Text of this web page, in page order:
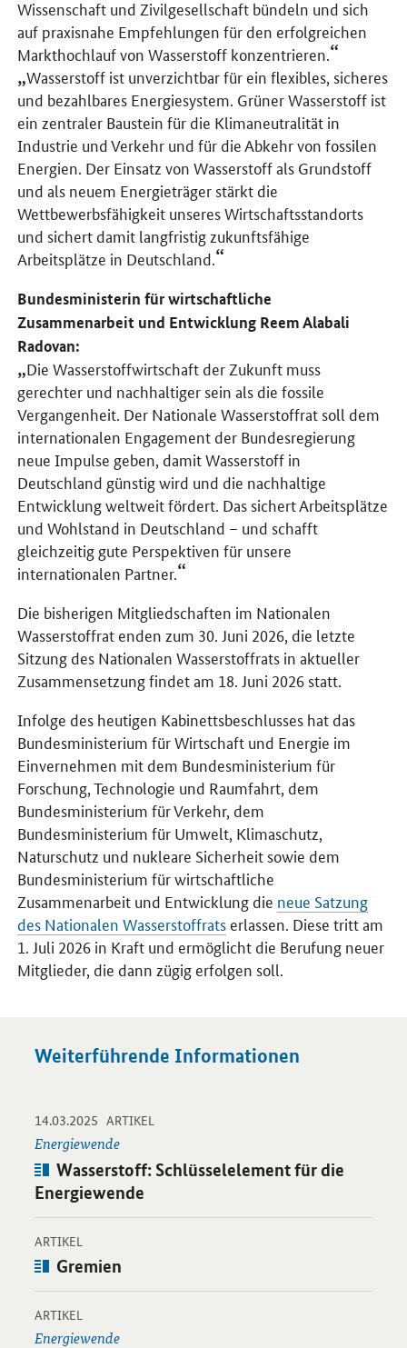
Wissenschaft und Zivilgesellschaft bündeln und sich
auf praxisnahe Empfehlungen für den erfolgreichen
Markthochlauf von Wasserstoff konzentrieren.
Wasserstoff ist unverzichtbar für ein flexibles, sicheres
und bezahlbares Energiesystem. Grüner Wasserstoff ist
ein zentraler Baustein für die Klimaneutralität in
Industrie und Verkehr und für die Abkehr von fossilen
Energien. Der Einsatz von Wasserstoff als Grundstoff
und als neuem Energieträger stärkt die
Wettbewerbsfähigkeit unseres Wirtschaftsstandorts
und sichert damit langfristig zukunftsfähige
Arbeitsplätze in Deutschland.
Bundesministerin für wirtschaftliche
Zusammenarbeit und Entwicklung Reem Alabali
Radovan:
Die Wasserstoffwirtschaft der Zukunft muss
gerechter und nachhaltiger sein als die fossile
Vergangenheit. Der Nationale Wasserstoffrat soll dem
internationalen Engagement der Bundesregierung
neue Impulse geben, damit Wasserstoff in
Deutschland günstig wird und die nachhaltige
Entwicklung weltweit fördert. Das sichert Arbeitsplätze
und Wohlstand in Deutschland – und schafft
gleichzeitig gute Perspektiven für unsere
internationalen Partner.
Die bisherigen Mitgliedschaften im Nationalen
Wasserstoffrat enden zum 30. Juni 2026, die letzte
Sitzung des Nationalen Wasserstoffrats in aktueller
Zusammensetzung findet am 18. Juni 2026 statt.
Infolge des heutigen Kabinettsbeschlusses hat das
Bundesministerium für Wirtschaft und Energie im
Einvernehmen mit dem Bundesministerium für
Forschung, Technologie und Raumfahrt, dem
Bundesministerium für Verkehr, dem
Bundesministerium für Umwelt, Klimaschutz,
Naturschutz und nukleare Sicherheit sowie dem
Bundesministerium für wirtschaftliche
Zusammenarbeit und Entwicklung die neue Satzung
des Nationalen Wasserstoffrats erlassen. Diese tritt am
1. Juli 2026 in Kraft und ermöglicht die Berufung neuer
Mitglieder, die dann zügig erfolgen soll.
Weiterführende Informationen
14.03.2025 -
ARTIKEL
Energiewende
Artikel:
Wasserstoff: Schlüsselelement für die
Energiewende
Öffnet Einzelsicht
ARTIKEL
Artikel:
Gremien
Öffnet Einzelsicht
ARTIKEL
Energiewende
Öffnet Einzelsicht